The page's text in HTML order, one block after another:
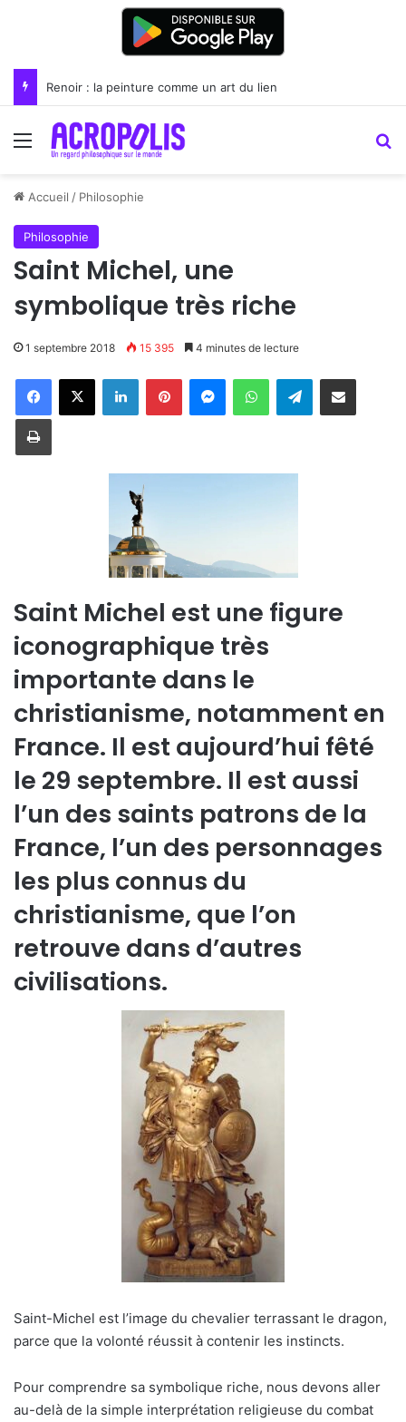
Renoir : la peinture comme un art du lien
Menu
Accueil / Philosophie
Philosophie
Saint Michel, une
symbolique très riche
1 septembre 2018 15 395 4 minutes de lecture
LinkedinPinterestMessengerWhatsAppTelegramPartager par email
Imprimer
Saint Michel est une figure
iconographique très
importante dans le
christianisme, notamment en
France. Il est aujourd’hui fêté
le 29 septembre. Il est aussi
l’un des saints patrons de la
France, l’un des personnages
les plus connus du
christianisme, que l’on
retrouve dans d’autres
civilisations.
Saint-Michel est l’image du chevalier terrassant le dragon,
parce que la volonté réussit à contenir les instincts.
Pour comprendre sa symbolique riche, nous devons aller
au-delà de la simple interprétation religieuse du combat